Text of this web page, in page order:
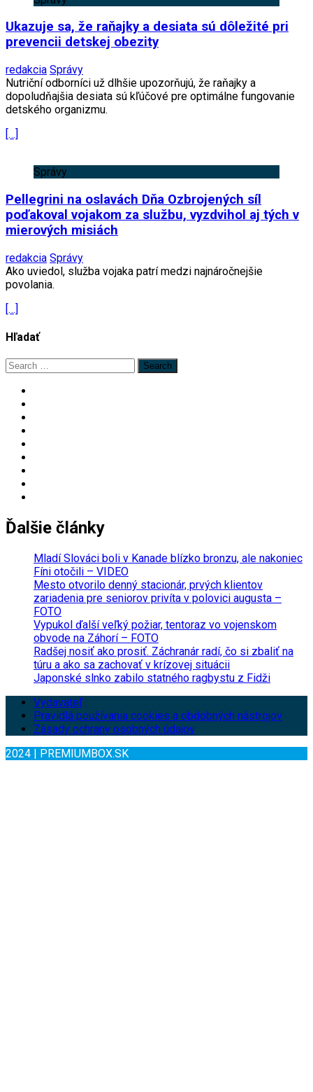
Ukazuje sa, že raňajky a desiata sú dôležité pri
prevencii detskej obezity
redakcia Správy
Nutriční odborníci už dlhšie upozorňujú, že raňajky a
dopoludňajšia desiata sú kľúčové pre optimálne fungovanie
detského organizmu.
[…]
Správy
Pellegrini na oslavách Dňa Ozbrojených síl
poďakoval vojakom za službu, vyzdvihol aj tých v
mierových misiách
redakcia Správy
Ako uviedol, služba vojaka patrí medzi najnáročnejšie
povolania.
[…]
Hľadať
Search
for:
Ďalšie články
Mladí Slováci boli v Kanade blízko bronzu, ale nakoniec
Fíni otočili – VIDEO
Mesto otvorilo denný stacionár, prvých klientov
zariadenia pre seniorov privíta v polovici augusta –
FOTO
Vypukol ďalší veľký požiar, tentoraz vo vojenskom
obvode na Záhorí – FOTO
Radšej nosiť ako prosiť. Záchranár radí, čo si zbaliť na
túru a ako sa zachovať v krízovej situácii
Japonské slnko zabilo statného ragbystu z Fidži
Vydavateľ
Pravidlá používania cookies a obdobných nástrojov
Zásady ochrany osobných údajov
2024 | PREMIUMBOX.SK